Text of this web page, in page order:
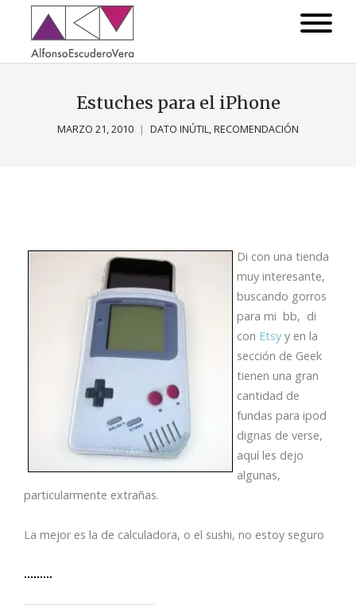
Estuches para el iPhone
MARZO 21, 2010 DATO INÚTIL,RECOMENDACIÓN
Di con una tienda
muy interesante,
buscando gorros
para mi bb, di
con Etsy y en la
sección de Geek
tienen una gran
cantidad de
fundas para ipod
dignas de verse,
aquí les dejo
algunas,
particularmente extrañas.
La mejor es la de calculadora, o el sushi, no estoy seguro